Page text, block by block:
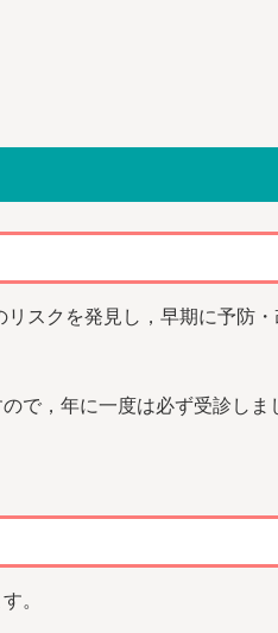
スクを発見し，早期に予防・
，年に一度は必ず受診しま
。